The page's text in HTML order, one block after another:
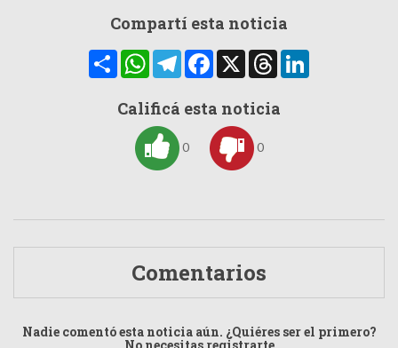
Compartí esta noticia
CompartirWhatsAppTelegramFacebook
X Threads
Calificá esta noticia
0 0
Comentarios
Nadie comentó esta noticia aún. ¿Quiéres ser el primero?